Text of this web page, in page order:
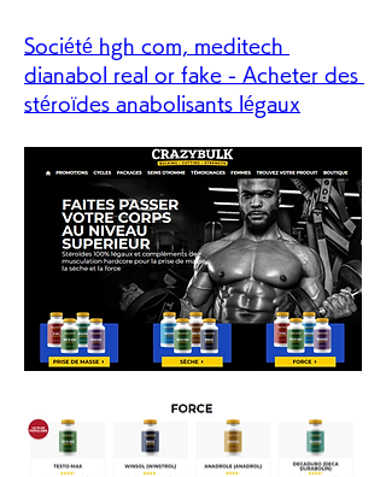
Société hgh com, meditech
dianabol real or fake - Acheter des
stéroïdes anabolisants légaux